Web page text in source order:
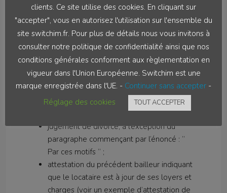
photographie d’identité, hormis celle de la
pièce justificative d’identité ;
carte vitale ;
copie de relevé de compte bancaire ou
postal ;
attestation de bonne tenue de compte
bancaire ou postal ;
attestation d’absence de crédit en cours ;
autorisation de prélèvement automatique ;
jugement de divorce, à l’exception du
paragraphe commençant par l’énoncé : ”
Par ces motifs ” ;
attestation du précédent bailleur indiquant
que le locataire est à jour de ses loyers et
charges (voir un exemple d’attestation de
clients. Ce site utilise des cookies. En cliquant sur
"accepter", vous en autorisez l'utilisation sur l'ensemble du
site switchim.fr. Pour plus de détails nous vous invitons à
consulter notre politique de confidentialité ainsi que nos
conditions générales conforment aux règlementation en
vigueur dans l'Union Européenne. Switchim est une
marque enregistrée dans l'UE. - Continuer sans accepter -
Réglage des cookies
TOUT ACCEPTER